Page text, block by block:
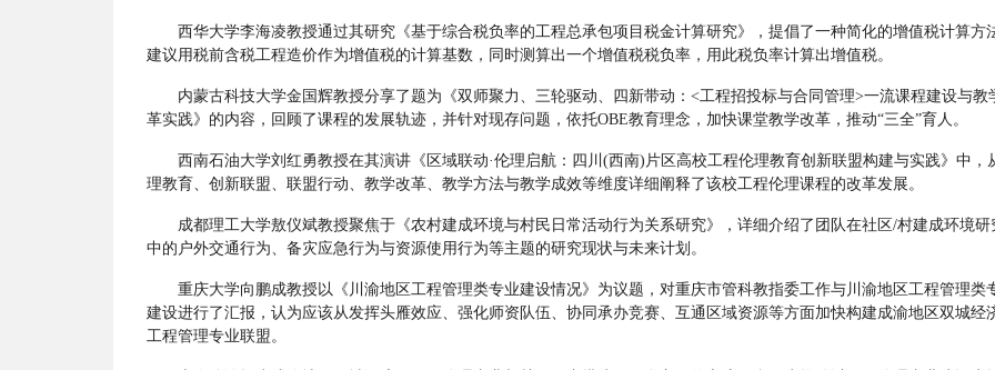
西华大学李海凌教授通过其研究《基于综合税负率的工程总承包项目税金计算研究》，提倡了一种简化的增值税计算方
建议用税前含税工程造价作为增值税的计算基数，同时测算出一个增值税税负率，用此税负率计算出增值税。
内蒙古科技大学金国辉教授分享了题为《双师聚力、三轮驱动、四新带动： <工程招投标与合同管理>一流课程建设与教
革实践》的内容，回顾了课程的发展轨迹，并针对现存问题，依托OBE教育理念，加快课堂教学改革，推动“三全”育人。
西南石油大学刘红勇教授在其演讲《区域联动·伦理启航：四川(西南)片区高校工程伦理教育创新联盟构建与实践》中，
理教育、创新联盟、联盟行动、教学改革、教学方法与教学成效等维度详细阐释了该校工程伦理课程的改革发展。
成都理工大学敖仪斌教授聚焦于《农村建成环境与村民日常活动行为关系研究》，详细介绍了团队在社区/村建成环境研
中的户外交通行为、备灾应急行为与资源使用行为等主题的研究现状与未来计划。
重庆大学向鹏成教授以《川渝地区工程管理类专业建设情况》为议题，对重庆市管科教指委工作与川渝地区工程管理类
建设进行了汇报，认为应该从发挥头雁效应、强化师资队伍、协同承办竞赛、互通区域资源等方面加快构建成渝地区双城经
工程管理专业联盟。